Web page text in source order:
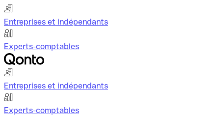
Entreprises et indépendants
Experts-comptables
Entreprises et indépendants
Experts-comptables